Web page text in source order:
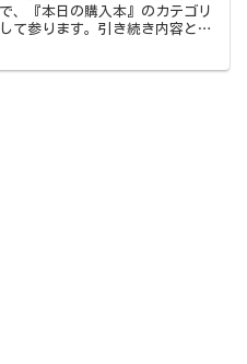
、『本日の購入本』のカテゴリ
て参ります。引き続き内容とし